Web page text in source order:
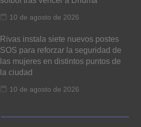
10 de agosto de 2026
Rivas instala siete nuevos postes
SOS para reforzar la seguridad de
las mujeres en distintos puntos de
la ciudad
10 de agosto de 2026